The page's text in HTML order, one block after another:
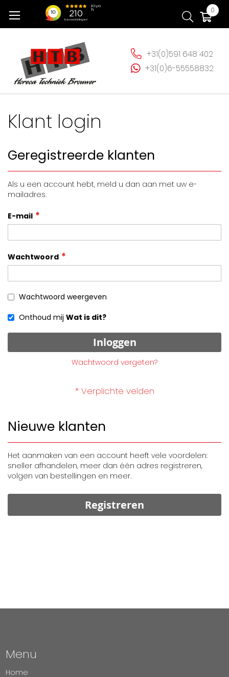
naar
0
+31(0)591 648 402
+31(0)6-55558832
Klant login
Geregistreerde klanten
Als u een account hebt, meld u dan aan met uw e-
mailadres.
E-mail
Wachtwoord
Wachtwoord weergeven
Onthoud mij Wat is dit?
Inloggen
Wachtwoord vergeten?
Nieuwe klanten
Het aanmaken van een account heeft vele voordelen:
sneller afhandelen, meer dan één adres registreren,
volgen van bestellingen en meer.
Registreren
Menu
Home